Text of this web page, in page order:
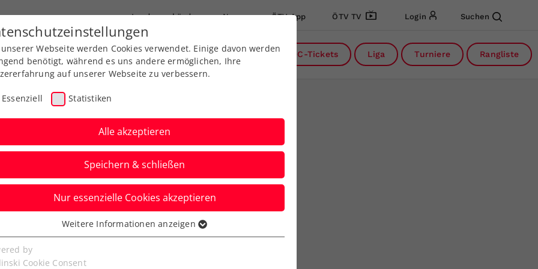
Landesverbände News ÖTV App ÖTV TV Login Suchen
Ausbildung Services Über uns DC-Tickets Liga Turniere Rangliste
Weissborn muss auf
warten
Webseite werden Cookies verwendet. Einige davon werden
benötigt, während es uns andere ermöglichen, Ihre
auf unserer Webseite zu verbessern.
Essenziell Statistiken
Alle akzeptieren
Speichern & schließen
Nur essenzielle Cookies akzeptieren
Cookies werden für grundlegende Funktionen der
benötigt. Dadurch ist gewährleistet, dass die Webseite
Weitere Informationen anzeigen
by
Cookie Consent